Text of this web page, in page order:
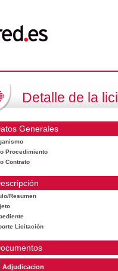
Detalle de la
Generales
Procedimiento
Contrato
Resumen
Licitación
Adjudicacion